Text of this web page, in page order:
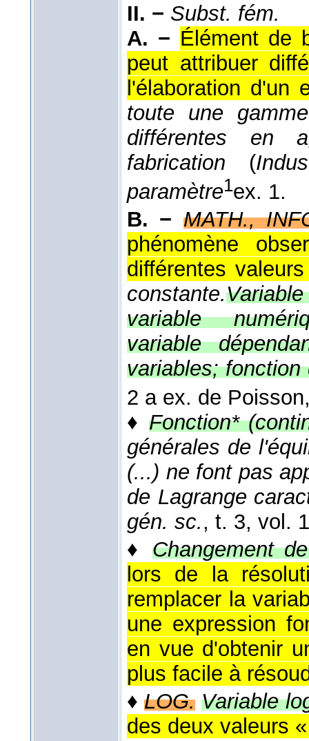
II. − Subst. fém.
A. − Élément de
peut attribuer
l'élaboration d'un
toute une
différentes en
fabrication (
paramètre1ex. 1.
B. − MATH.,
phénomène
différentes
constante.
variable
variable
variables;
2 a ex. de
♦Fonction*
générales de
(...) ne font pas
de Lagrange
gén. sc., t. 3, vol. 1
♦Changement
lors de la
remplacer la
une expression
en vue d'obtenir
plus facile à
♦LOG. Variable
des deux valeurs